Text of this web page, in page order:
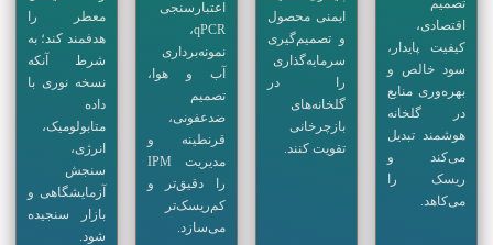
اقتصادی،
کیفیت پایدار،
سود خالص و
بهره‌وری منابع
در گلخانه
هوشمند تبدیل
می‌کند و
ریسک را
می‌کاهد.
ایمنی محصول
و تصمیم‌گیری
سرمایه‌گذاری
را در
گلخانه‌های
بازچرخانی
تقویت کنند.
اعتبارسنجی
qPCR،
نمونه‌برداری
آب و هوا،
تصمیم
ضدعفونی،
قرنطینه و
مدیریت IPM
را دقیق‌تر و
کم‌ریسک‌تر
می‌سازد.
معطر را
هدفمند کند؛ به
شرط آنکه
نسخه نوری با
داده
متابولومیک،
انرژی،
سنجش
آزمایشگاهی و
بازار سنجیده
شود.